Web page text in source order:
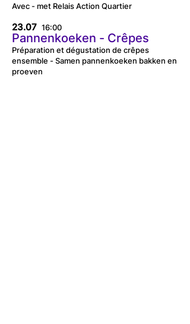
Avec - met Relais Action Quartier
23.07 16:00
Pannenkoeken - Crêpes
Préparation et dégustation de crêpes
ensemble - Samen pannenkoeken bakken en
proeven